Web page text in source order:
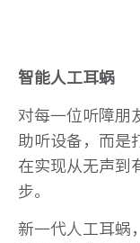
智能人工耳蜗
对每一位听障朋
助听设备，而是
在实现从无声到
步。
新一代人工耳蜗